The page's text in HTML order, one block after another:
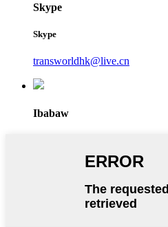
Skype
Skype
transworldhk@live.cn
Ibabaw